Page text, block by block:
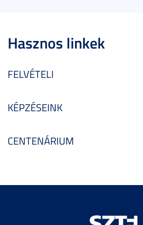
Hasznos linkek
FELVÉTELI
KÉPZÉSEINK
CENTENÁRIUM